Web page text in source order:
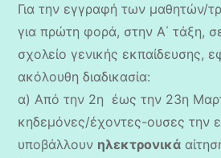
Για την εγγραφή των μαθητών/
για πρώτη φορά, στην Α΄ τάξη,
σχολείο γενικής εκπαίδευσης,
ακόλουθη διαδικασία:
α) Από την 2η έως την 23η
κηδεμόνες/έχοντες-ουσες την
υποβάλλουν ηλεκτρονικά